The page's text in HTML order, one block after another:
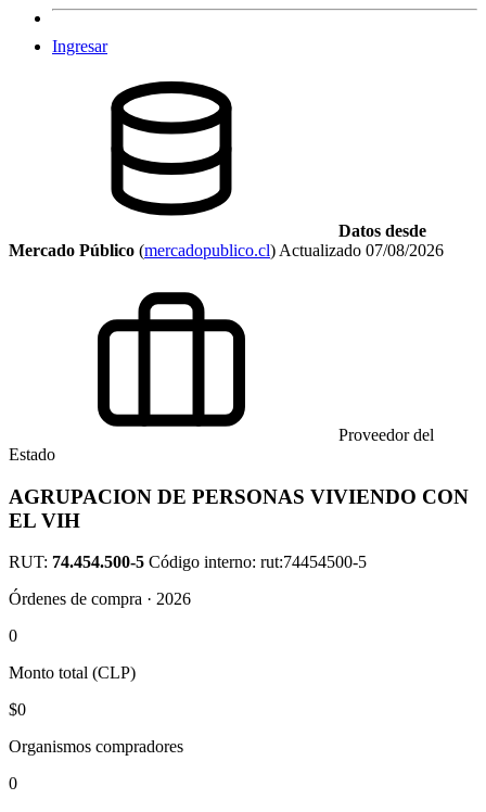
Ingresar
Datos desde
Mercado Público (mercadopublico.cl) Actualizado 07/08/2026
Proveedor del
Estado
AGRUPACION DE PERSONAS VIVIENDO CON
EL VIH
RUT: 74.454.500-5 Código interno: rut:74454500-5
Órdenes de compra · 2026
0
Monto total (CLP)
$0
Organismos compradores
0